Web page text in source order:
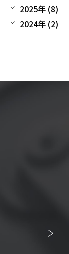
2025年 (8)
2024年 (2)